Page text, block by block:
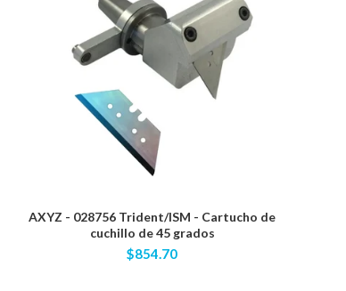
AXYZ - 028756 Trident/ISM - Cartucho de
cuchillo de 45 grados
$854.70